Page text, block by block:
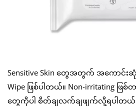
Sensitive Skin တွေအတွက် အကောင်းဆုံး
Wipe ဖြစ်ပါတယ်။ Non-irritating ဖြစ်တ
တွေကိုပါ စိတ်ချလက်ချဖျက်လို့ရပါတယ်။